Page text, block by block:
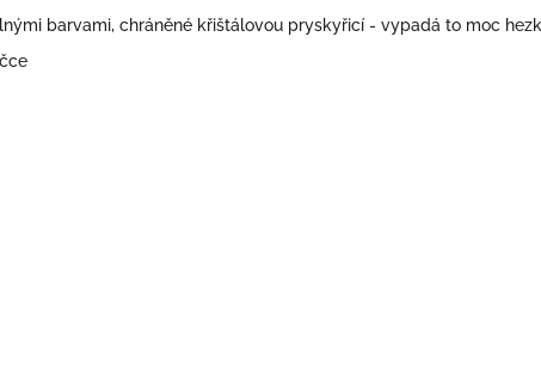
barvami, chráněné křištálovou pryskyřicí - vypadá to moc